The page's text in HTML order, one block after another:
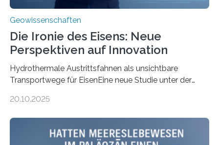
Geowissenschaften
Die Ironie des Eisens: Neue
Perspektiven auf Innovation
Hydrothermale Austrittsfahnen als unsichtbare
Transportwege für EisenEine neue Studie unter der
Umweltwissenschaften der Universität Bremen –
Meeresboden die Eisenverfügbarkeit und den globalen
Stoffkreislauf im Ozean prägen. Die Überblicksstudie
20.10.2025